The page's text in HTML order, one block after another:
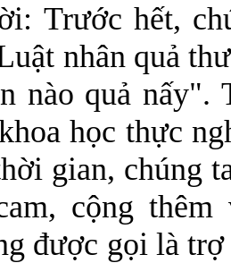
Trước hết,
nhân quả
nào quả nấy".
học thực
gian, chúng
cộng
được gọi là trợ